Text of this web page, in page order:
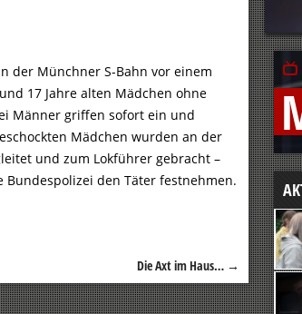
der Münchner S-Bahn vor einem
17 Jahre alten Mädchen ohne
Männer griffen sofort ein und
Mädchen wurden an der
und zum Lokführer gebracht –
den Täter festnehmen.
Die Axt im Haus… →